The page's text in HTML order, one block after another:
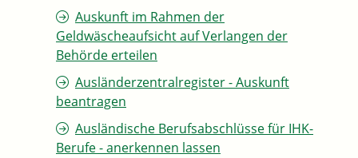
Auskunft im Rahmen der
Geldwäscheaufsicht auf Verlangen der
Behörde erteilen
Ausländerzentralregister - Auskunft
beantragen
Ausländische Berufsabschlüsse für IHK-
Berufe - anerkennen lassen